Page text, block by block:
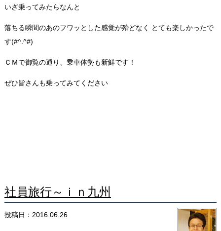
いざ乗ってみたらなんと
落ちる瞬間のあのフワッとした感覚が殆どなく とても楽しかったで
す(#^.^#)
ＣＭで御覧の通り、乗車体勢も新鮮です！
ぜひ皆さんも乗ってみてください
社員旅行～ｉｎ九州
投稿日：2016.06.26